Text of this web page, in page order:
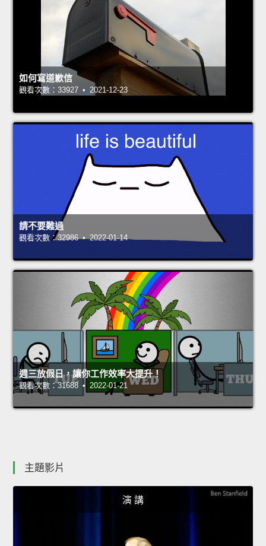
如何寫道歉信
觀看次數：33927 • 2021-12-23
請不要難過
觀看次數：32986 • 2022-01-14
週三放假日，讓你工作效率大提升！
觀看次數：31688 • 2022-01-21
主題影片
演 講